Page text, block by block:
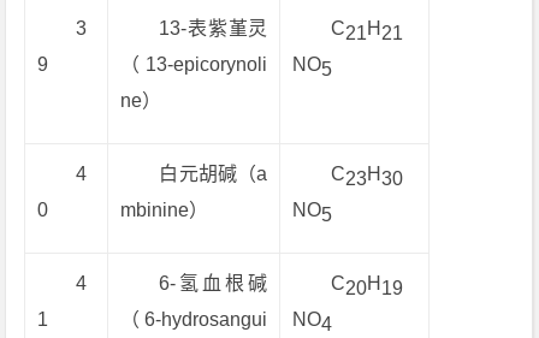
3
9
13-表紫堇灵
（13-epicorynoli
ne）
C21H 21
NO5
4
0
白元胡碱（a
mbinine）
C23H 30
NO5
4
1
6-氢血根碱
（6-hydrosangui
C20H 19
NO4